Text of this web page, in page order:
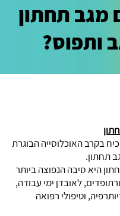
מגב תחתון
ותפוס?
בקרב האוכלוסייה הבוגרת
תחתון.
היא סיבה הנפוצה ביותר
לאובדן ימי עבודה,
וטיפולי רפואה